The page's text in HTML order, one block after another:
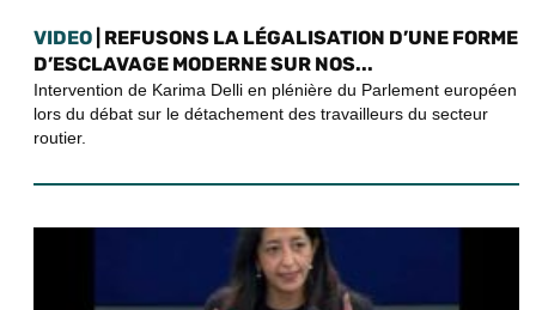
VIDEO | REFUSONS LA LÉGALISATION D’UNE FORME
D’ESCLAVAGE MODERNE SUR NOS...
Intervention de Karima Delli en plénière du Parlement européen
lors du débat sur le détachement des travailleurs du secteur
routier.